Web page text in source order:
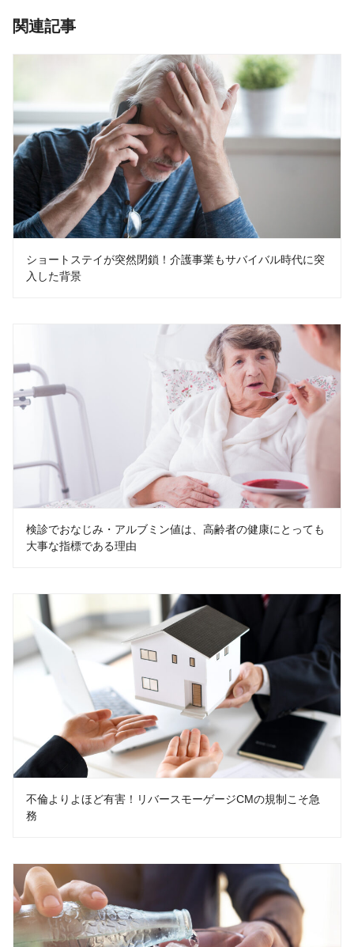
関連記事
ショートステイが突然閉鎖！介護事業もサバイバル時代に突
入した背景
検診でおなじみ・アルブミン値は、高齢者の健康にとっても
大事な指標である理由
不倫よりよほど有害！リバースモーゲージCMの規制こそ急
務